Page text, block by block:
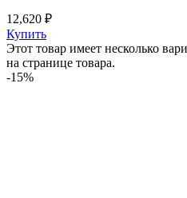
12,620 ₽
Купить
Этот товар имеет несколько
на странице товара.
-15%